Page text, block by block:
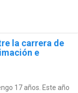
la carrera de
e
17 años. Este año